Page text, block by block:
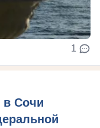
1
в Сочи